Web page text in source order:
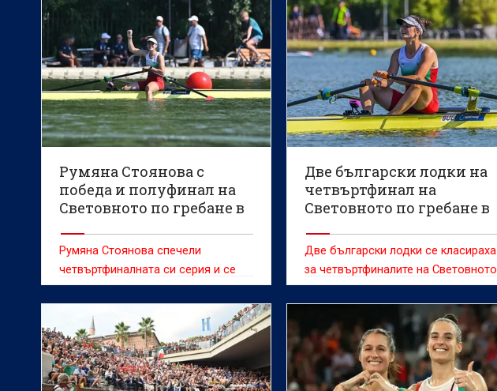
Румяна Стоянова с
победа и полуфинал на
Световното по гребане в
Румяна Стоянова спечели
четвъртфиналната си серия и се
класира на полуфинал в женския
скиф на Световното първенство
по гребане до 19 г. в Пловдив.
Две български лодки на
четвъртфинал на
Световното по гребане в
Две български лодки се класираха
за четвъртфиналите на Световното
първенство по гребане за мъже и
жени до 19 години, което се
провежда в Пловдив.